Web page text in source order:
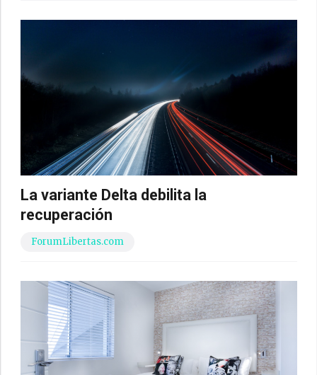
La variante Delta debilita la
recuperación
ForumLibertas.com